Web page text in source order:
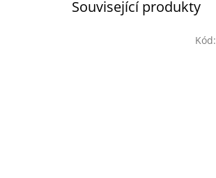
Související produkty
Kód: